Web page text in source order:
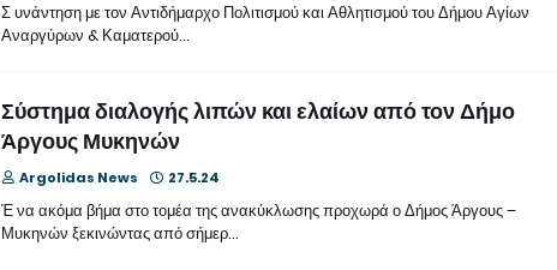
Σ υνάντηση με τον Αντιδήμαρχο Πολιτισμού και Αθλητισμού του Δήμου Αγίων
Αναργύρων & Καματερού…
Σύστημα διαλογής λιπών και ελαίων από τον Δήμο
Άργους Μυκηνών
Argolidas News 27.5.24
Έ να ακόμα βήμα στο τομέα της ανακύκλωσης προχωρά ο Δήμος Άργους –
Μυκηνών ξεκινώντας από σήμερ…